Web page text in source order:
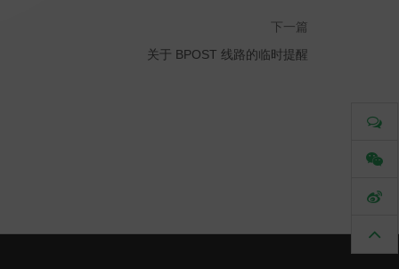
下一篇
关于 BPOST 线路的临时提醒